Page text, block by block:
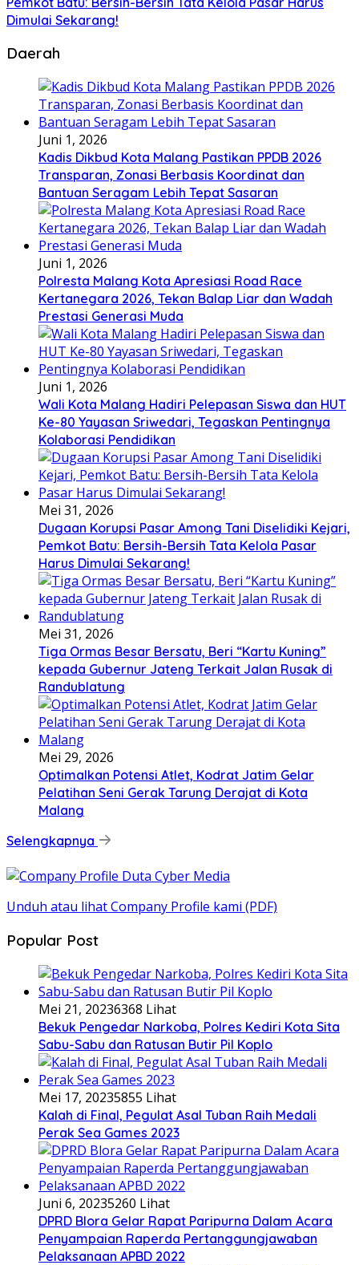
Dimulai Sekarang!
Daerah
Juni 1, 2026
Kadis Dikbud Kota Malang Pastikan PPDB 2026
Transparan, Zonasi Berbasis Koordinat dan
Bantuan Seragam Lebih Tepat Sasaran
Juni 1, 2026
Polresta Malang Kota Apresiasi Road Race
Kertanegara 2026, Tekan Balap Liar dan Wadah
Prestasi Generasi Muda
Juni 1, 2026
Wali Kota Malang Hadiri Pelepasan Siswa dan HUT
Ke-80 Yayasan Sriwedari, Tegaskan Pentingnya
Kolaborasi Pendidikan
Mei 31, 2026
Dugaan Korupsi Pasar Among Tani Diselidiki Kejari,
Pemkot Batu: Bersih-Bersih Tata Kelola Pasar
Harus Dimulai Sekarang!
Mei 31, 2026
Tiga Ormas Besar Bersatu, Beri “Kartu Kuning”
kepada Gubernur Jateng Terkait Jalan Rusak di
Randublatung
Mei 29, 2026
Optimalkan Potensi Atlet, Kodrat Jatim Gelar
Pelatihan Seni Gerak Tarung Derajat di Kota
Malang
Selengkapnya
Unduh atau lihat Company Profile kami (PDF)
Popular Post
Mei 21, 20236368 Lihat
Bekuk Pengedar Narkoba, Polres Kediri Kota Sita
Sabu-Sabu dan Ratusan Butir Pil Koplo
Mei 17, 20235855 Lihat
Kalah di Final, Pegulat Asal Tuban Raih Medali
Perak Sea Games 2023
Juni 6, 20235260 Lihat
DPRD Blora Gelar Rapat Paripurna Dalam Acara
Penyampaian Raperda Pertanggungjawaban
Pelaksanaan APBD 2022